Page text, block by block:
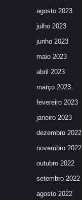
agosto 2023
julho 2023
junho 2023
maio 2023
abril 2023
março 2023
fevereiro 2023
janeiro 2023
dezembro 2022
novembro 2022
outubro 2022
setembro 2022
agosto 2022